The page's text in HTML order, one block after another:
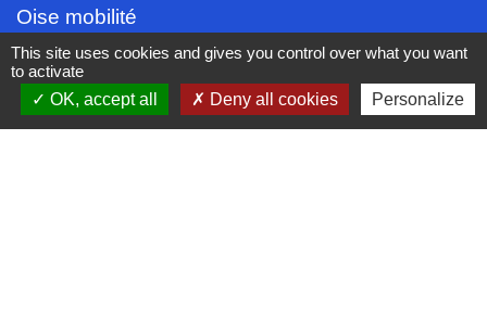
Oise mobilité
France Identité
Service Public
Procuration de vote
This site uses cookies and gives you control over what you want
to activate
OK, accept all
Deny all cookies Personalize